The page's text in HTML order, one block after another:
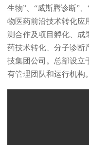
生物”、“威斯腾诊断”
物医药前沿技术转化应
测合作及项目孵化、成
药技术转化、分子诊断
技集团公司。总部设立
有管理团队和运行机构。